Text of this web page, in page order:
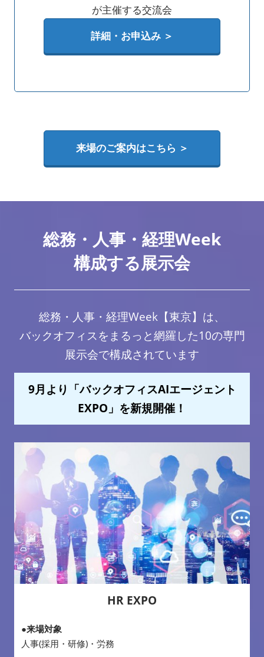
が主催する交流会
詳細・お申込み ＞
来場のご案内はこちら ＞
総務・人事・経理Week
構成する展示会
総務・人事・経理Week【東京】は、
バックオフィスをまるっと網羅した10の専門
展示会で構成されています
9月より「バックオフィスAIエージェント
EXPO」を新規開催！
HR EXPO
●来場対象
人事(採用・研修)・労務